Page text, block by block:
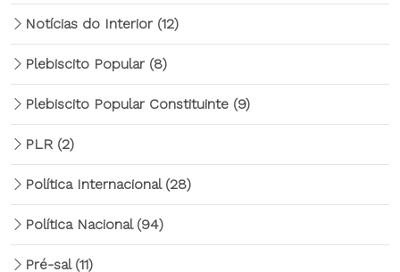
Notícias do Interior (12)
Plebiscito Popular (8)
Plebiscito Popular Constituinte (9)
PLR (2)
Política Internacional (28)
Política Nacional (94)
Pré-sal (11)